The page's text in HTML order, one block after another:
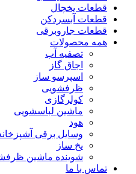
قطعات یخچال
قطعات آبسردکن
قطعات جاروبرقی
همه محصولات
تصفیه آب
اجاق گاز
اسپرسو ساز
ظرفشویی
کولرگازی
ماشین لباسشویی
هود
وسایل برقی
یخ ساز
شوینده ماشین
تماس با ما